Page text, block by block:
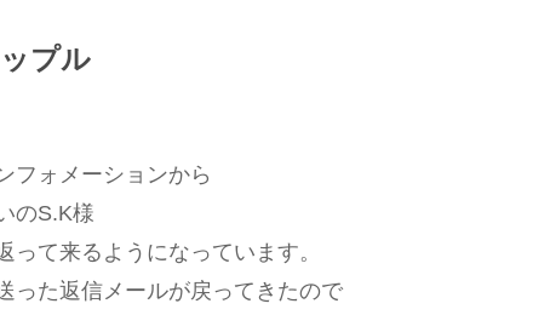
プル
フォメーションから
のS.K様
って来るようになっています。
った返信メールが戻ってきたので